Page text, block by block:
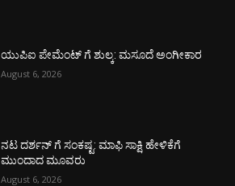
ಯುಪಿಐ ಪೇಮೆಂಟ್ ಗೆ ಶುಲ್ಕ: ಮಸೂದೆ ಅಂಗೀಕಾರ
August 6, 2026
ನಟ ದರ್ಶನ್ ಗೆ ಸಂಕಷ್ಟ: ಮಾಫಿ ಸಾಕ್ಷಿ ಹೇಳಿಕೆಗೆ
ಮುಂದಾದ ಮೂವರು
August 6, 2026